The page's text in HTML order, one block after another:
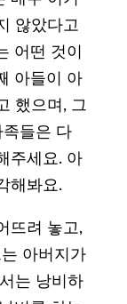
않았다고
어떤 것이
아들이 아
했으며, 그
들은 다
주세요. 아
해봐요.
뜨려 놓고,
아버지가
는 낭비하